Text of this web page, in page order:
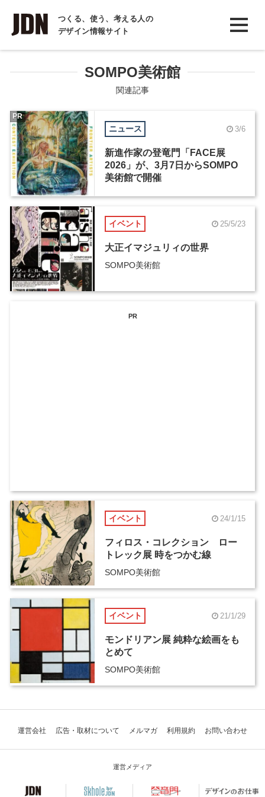
つくる、使う、考える人の
デザイン情報サイト
INTERVIEW
インタビュー
REPORT
COLUMN
コラム
SOMPO美術館
関連記事
ニュース 3/6
新進作家の登竜門「FACE展
2026」が、3月7日からSOMPO
美術館で開催
PR
イベント 25/5/23
大正イマジュリィの世界
SOMPO美術館
PR
イベント 24/1/15
フィロス・コレクション ロー
トレック展 時をつかむ線
SOMPO美術館
イベント 21/1/29
モンドリアン展 純粋な絵画をも
とめて
SOMPO美術館
運営会社 広告・取材について メルマガ 利用規約 お問い合わせ
運営メディア